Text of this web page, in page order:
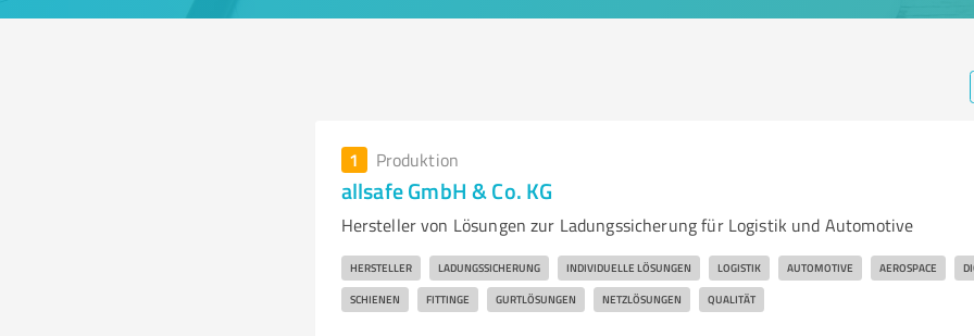
1 Produktion
allsafe GmbH & Co. KG
Hersteller von Lösungen zur Ladungssicherung für Logistik und Automotive
HERSTELLER LADUNGSSICHERUNG INDIVIDUELLE LÖSUNGEN LOGISTIK AUTOMOTIVE AEROSPACE
SCHIENEN FITTINGE GURTLÖSUNGEN NETZLÖSUNGEN QUALITÄT